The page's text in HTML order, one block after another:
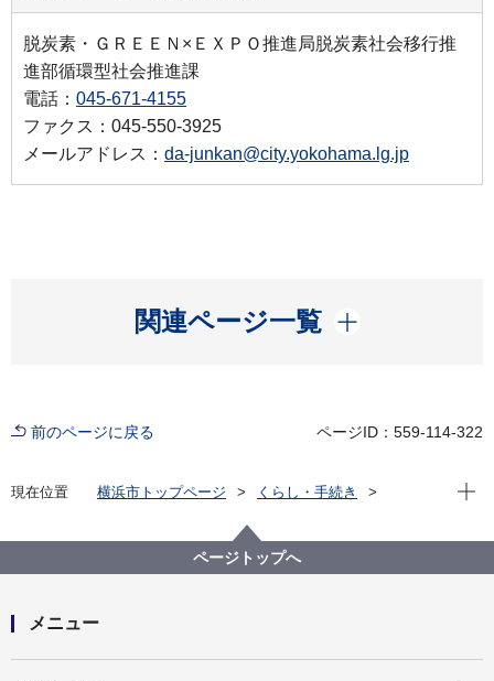
脱炭素・ＧＲＥＥＮ×ＥＸＰＯ推進局脱炭素社会移行推
進部循環型社会推進課
電話： 045-671-4155
ファクス：045-550-3925
メールアドレス： da-junkan@city.yokohama.lg.jp
関連ページ一覧
開く
前のページに戻る ページID：559-114-322
現在位置 横浜市トップページ
くらし・手続き
ご家庭の太陽光余剰電力を活用した再エネの地産地消
現在
ページトップへ
メニュー